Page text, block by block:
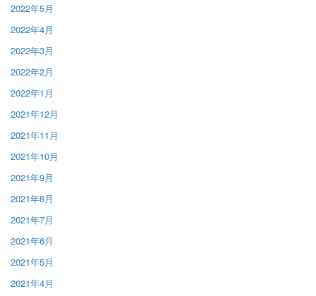
2022年5月
2022年4月
2022年3月
2022年2月
2022年1月
2021年12月
2021年11月
2021年10月
2021年9月
2021年8月
2021年7月
2021年6月
2021年5月
2021年4月